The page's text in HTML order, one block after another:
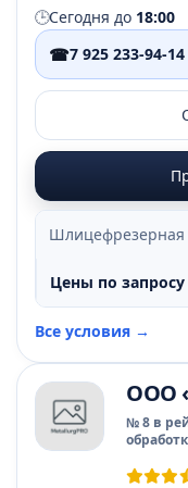
🕒Сегодня до 18:00
☎7 925 233-94-14
Шлицефрезерная
Цены по запросу
Все условия →
ООО
№ 8 в